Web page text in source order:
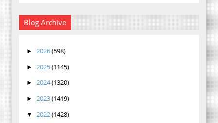
Blog Archive
► 2026(598)
► 2025(1145)
► 2024(1320)
► 2023(1419)
▼ 2022(1428)